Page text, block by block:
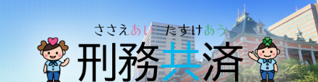
navigation